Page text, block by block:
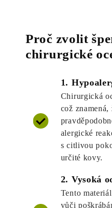
Proč zvolit
chirurgické
1.
Chirurgická
což znamená,
alergické
s citlivou
určité kovy.
2. Vysoká
Tento
vůči